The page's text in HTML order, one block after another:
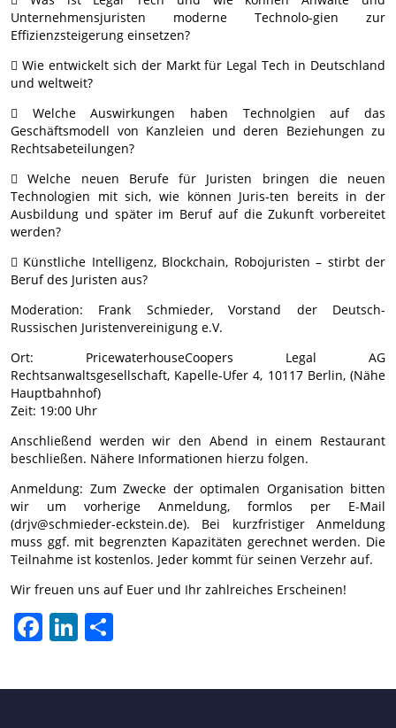
Unternehmensjuristen moderne Technolo-gien zur
Effizienzsteigerung einsetzen?
 Wie entwickelt sich der Markt für Legal Tech in Deutschland
und weltweit?
 Welche Auswirkungen haben Technolgien auf das
Geschäftsmodell von Kanzleien und deren Beziehungen zu
Rechtsabeteilungen?
 Welche neuen Berufe für Juristen bringen die neuen
Technologien mit sich, wie können Juris-ten bereits in der
Ausbildung und später im Beruf auf die Zukunft vorbereitet
werden?
 Künstliche Intelligenz, Blockchain, Robojuristen – stirbt der
Beruf des Juristen aus?
Moderation: Frank Schmieder, Vorstand der Deutsch-
Russischen Juristenvereinigung e.V.
Ort: PricewaterhouseCoopers Legal AG
Rechtsanwaltsgesellschaft, Kapelle-Ufer 4, 10117 Berlin, (Nähe
Hauptbahnhof)
Zeit: 19:00 Uhr
Anschließend werden wir den Abend in einem Restaurant
beschließen. Nähere Informationen hierzu folgen.
Anmeldung: Zum Zwecke der optimalen Organisation bitten
wir um vorherige Anmeldung, formlos per E-Mail
(drjv@schmieder-eckstein.de). Bei kurzfristiger Anmeldung
muss ggf. mit begrenzten Kapazitäten gerechnet werden. Die
Teilnahme ist kostenlos. Jeder kommt für seinen Verzehr auf.
Wir freuen uns auf Euer und Ihr zahlreiches Erscheinen!
FacebookLinkedIn